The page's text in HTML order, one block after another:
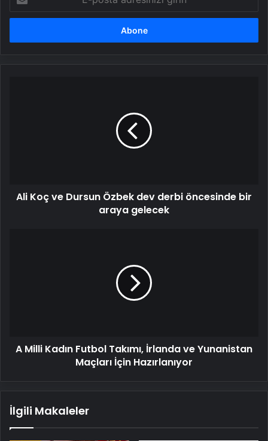
posta
adresinizi
araya
Ali Koç ve Dursun Özbek dev derbi öncesinde bir
araya gelecek
İçin
A Milli Kadın Futbol Takımı, İrlanda ve Yunanistan
Maçları İçin Hazırlanıyor
İlgili Makaleler